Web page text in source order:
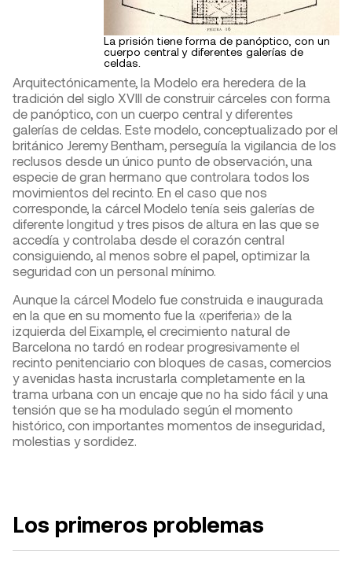
La prisión tiene forma de panóptico, con un
cuerpo central y diferentes galerías de
celdas.
Arquitectónicamente, la Modelo era heredera de la
tradición del siglo XVIII de construir cárceles con forma
de panóptico, con un cuerpo central y diferentes
galerías de celdas. Este modelo, conceptualizado por el
británico Jeremy Bentham, perseguía la vigilancia de los
reclusos desde un único punto de observación, una
especie de gran hermano que controlara todos los
movimientos del recinto. En el caso que nos
corresponde, la cárcel Modelo tenía seis galerías de
diferente longitud y tres pisos de altura en las que se
accedía y controlaba desde el corazón central
consiguiendo, al menos sobre el papel, optimizar la
seguridad con un personal mínimo.
Aunque la cárcel Modelo fue construida e inaugurada
en la que en su momento fue la «periferia» de la
izquierda del Eixample, el crecimiento natural de
Barcelona no tardó en rodear progresivamente el
recinto penitenciario con bloques de casas, comercios
y avenidas hasta incrustarla completamente en la
trama urbana con un encaje que no ha sido fácil y una
tensión que se ha modulado según el momento
histórico, con importantes momentos de inseguridad,
molestias y sordidez.
Los primeros problemas